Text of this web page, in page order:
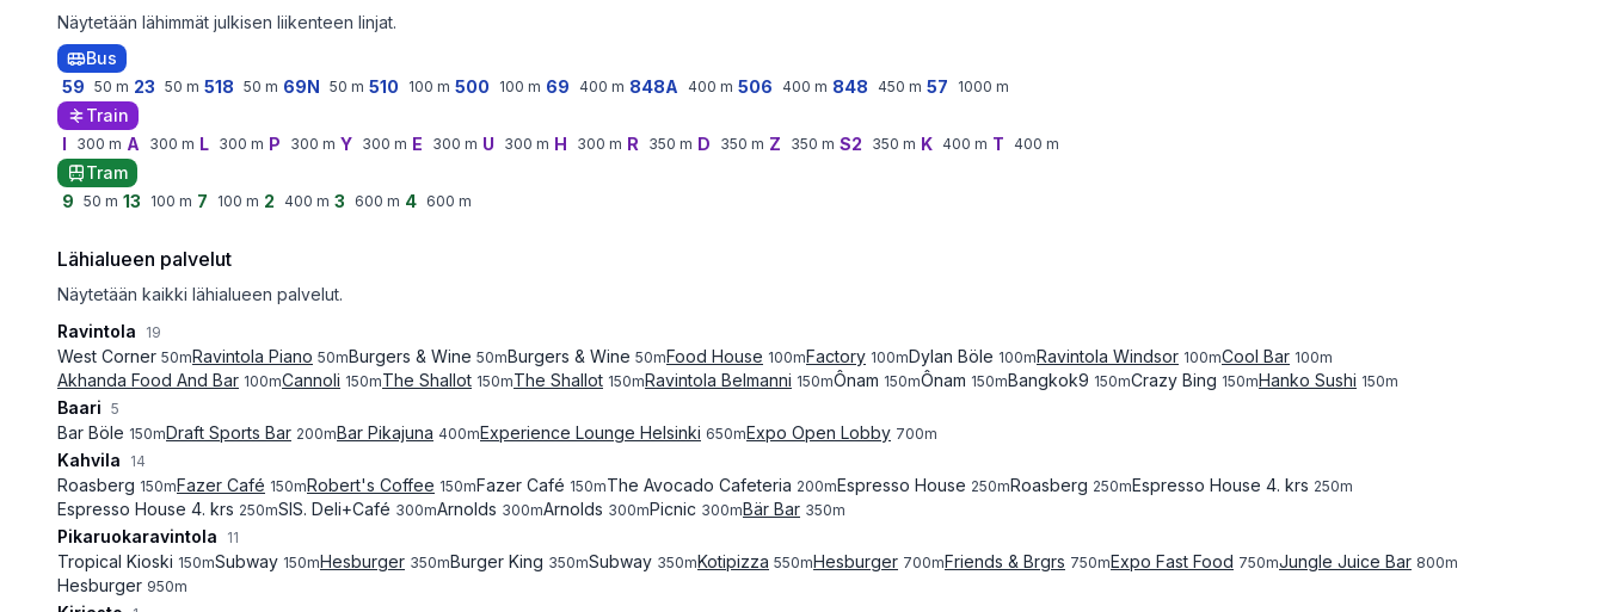
Näytetään lähimmät julkisen liikenteen linjat.
Bus
59 50 m 23 50 m 518 50 m 69N 50 m 510 100 m 500 100 m 69 400 m 848A 400 m 506 400 m 848 450 m 57 1000 m
Train
I
300 m A 300 m L 300 m P 300 m Y 300 m E 300 m U 300 m H 300 m R 350 m D 350 m Z 350 m S2 350 m K 400 m T 400 m
Tram
9 50 m 13 100 m 7 100 m 2 400 m 3 600 m 4 600 m
Lähialueen palvelut
Näytetään kaikki lähialueen palvelut.
Ravintola
19
West Corner 50mRavintola Piano 50mBurgers & Wine 50mBurgers & Wine 50mFood House 100mFactory 100mDylan Böle 100mRavintola Windsor 100mCool Bar 100m
Akhanda Food And Bar 100mCannoli 150mThe Shallot 150mThe Shallot 150mRavintola Belmanni 150mÔnam 150mÔnam 150mBangkok9 150mCrazy Bing 150mHanko Sushi 150m
Baari 5
Bar Böle 150mDraft Sports Bar 200mBar Pikajuna 400mExperience Lounge Helsinki 650mExpo Open Lobby 700m
Kahvila 14
Roasberg 150mFazer Café 150mRobert's Coffee 150mFazer Café 150mThe Avocado Cafeteria 200mEspresso House 250mRoasberg 250mEspresso House 4. krs 250m
Espresso House 4. krs 250mSIS. Deli+Café 300mArnolds 300mArnolds 300mPicnic 300mBär Bar 350m
Pikaruokaravintola 11
Tropical Kioski 150mSubway 150mHesburger 350mBurger King 350mSubway 350mKotipizza 550mHesburger 700mFriends & Brgrs 750mExpo Fast Food 750mJungle Juice Bar 800m
Hesburger 950m